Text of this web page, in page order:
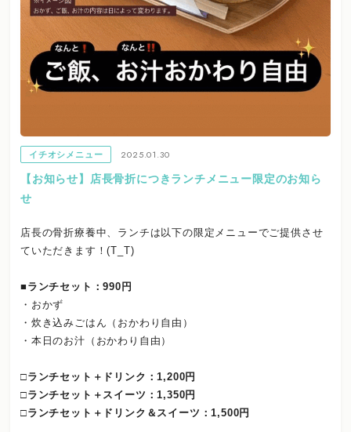
イチオシメニュー
2025.01.30
【お知らせ】店長骨折につきランチメニュー限定のお知ら
せ
店長の骨折療養中、ランチは以下の限定メニューでご提供させ
ていただきます！(T_T)
■ランチセット：990円
・おかず
・炊き込みごはん（おかわり自由）
・本日のお汁（おかわり自由）
□ランチセット＋ドリンク：1,200円
□ランチセット＋スイーツ：1,350円
□ランチセット＋ドリンク＆スイーツ：1,500円